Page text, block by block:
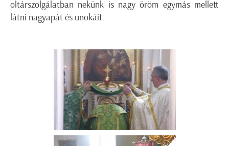
oltárszolgálatban nekünk is nagy öröm egymás mellett
látni nagyapát és unokáit.